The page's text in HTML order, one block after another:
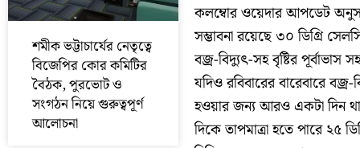
শমীক ভট্টাচার্যের নেতৃত্বে
বিজেপির কোর কমিটির
বৈঠক, পুরভোট ও
সংগঠন নিয়ে গুরুত্বপূর্ণ
আলোচনা
কলম্বোর ওয়েদার আপডেট
সম্ভাবনা রয়েছে ৩০ ডিগ্রি
বজ্র-বিদ্যুত্‍-সহ বৃষ্টির পূর্বাভাস
যদিও রবিবারের বারেবারে
হওয়ার জন্য আরও একটা দিন
দিকে তাপমাত্রা হতে পারে ২৫